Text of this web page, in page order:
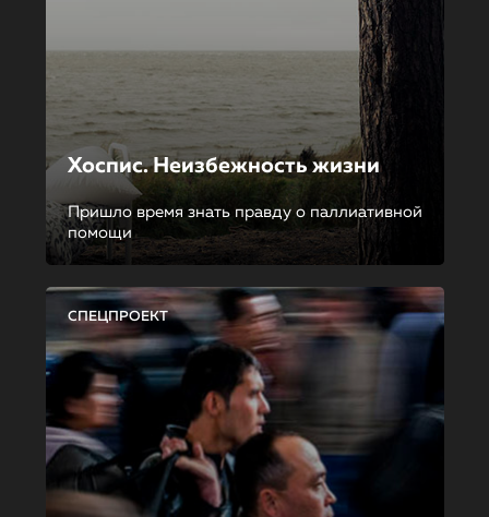
Хоспис. Неизбежность жизни
Пришло время знать правду о паллиативной
помощи
СПЕЦПРОЕКТ